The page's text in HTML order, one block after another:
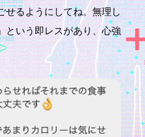
せるようにしてね。無理し
という即レスがあり、心強